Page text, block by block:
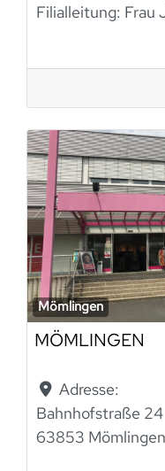
Filialleitung: Frau
Mömlingen
MÖMLINGEN
Adresse:
Bahnhofstraße 24
63853 Mömlingen